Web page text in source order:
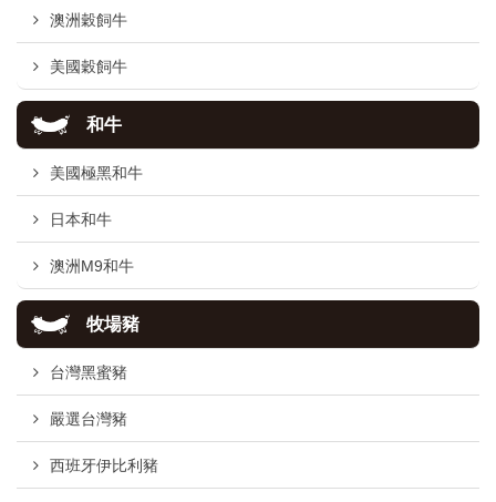
澳洲穀飼牛
美國穀飼牛
和牛
美國極黑和牛
日本和牛
澳洲M9和牛
牧場豬
台灣黑蜜豬
嚴選台灣豬
西班牙伊比利豬